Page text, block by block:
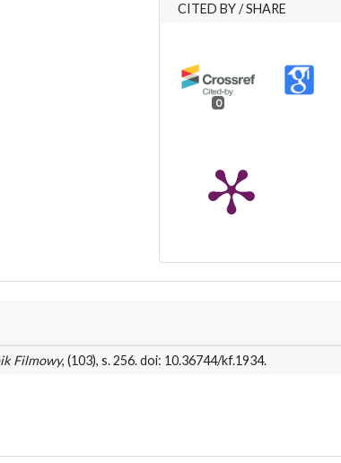
CITED BY / SHARE
0
Filmowy, (103), s. 256. doi: 10.36744/kf.1934.